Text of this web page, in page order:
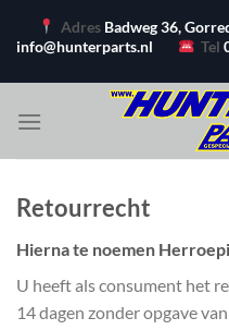
naar
Adres Badweg 36,
info@hunterparts.nl
Tel
Retourrecht
Hierna te noemen
U heeft als consument het
14 dagen zonder opgave